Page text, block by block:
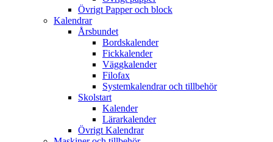
Övrigt Papper och block
Kalendrar
Årsbundet
Bordskalender
Fickkalender
Väggkalender
Filofax
Systemkalendrar och tillbehör
Skolstart
Kalender
Lärarkalender
Övrigt Kalendrar